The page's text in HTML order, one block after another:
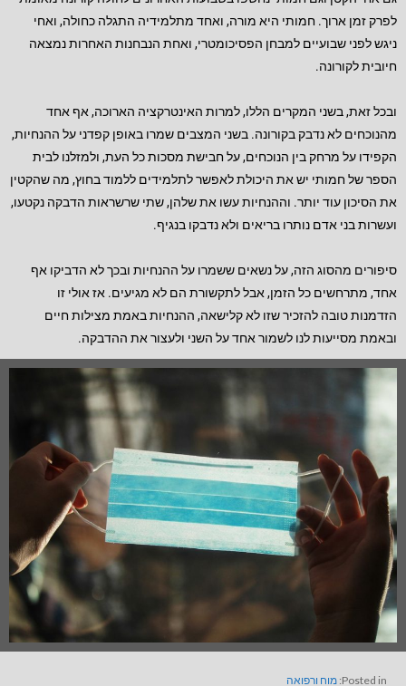
לפרק זמן ארוך. חמותי היא מורה, ואחד מתלמידיה התגלה כחולה, ואחי
ניגש לפני שבועיים למבחן הפסיכומטרי, ואחת הנבחנות האחרות נמצאה
חיובית לקורונה.
ובכל זאת, בשני המקרים הללו, למרות האינטרקציה הארוכה, אף אחד
מהנוכחים לא נדבק בקורונה. בשני המצבים שמרו באופן קפדני על ההנחיות,
הקפידו על מרחק בין הנוכחים, על חבישת מסכות כל העת, ולמזלנו לבית
הספר של חמותי יש את היכולת לאפשר לתלמידים ללמוד בחוץ, מה שהקטין
את הסיכון עוד יותר. וההנחיות עשו את שלהן, שתי שרשראות הדבקה נקטעו,
ועשרות בני אדם נותרו בריאים ולא נדבקו בנגיף.
סיפורים מהסוג הזה, על נשאים ששמרו על ההנחיות ובכך לא הדביקו אף
אחד, מתרחשים כל הזמן, אבל לתקשורת הם לא מגיעים. אז אולי זו
הזדמנות טובה להזכיר שזו לא קלישאה, ההנחיות באמת מצילות חיים
ובאמת מסייעות לנו לשמור אחד על השני ולעצור את ההדבקה.
Posted in: מוח ורפואה